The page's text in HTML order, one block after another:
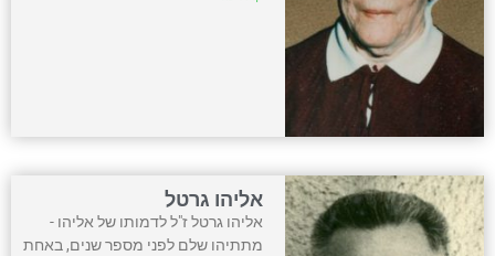
אליהו גרטל
אליהו גרטל ז"ל לדמותו של אליהו -
מתתיהו שלם לפני מספר שנים, באחת